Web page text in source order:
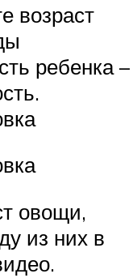
возраст
ребенка –
овощи,
из них в